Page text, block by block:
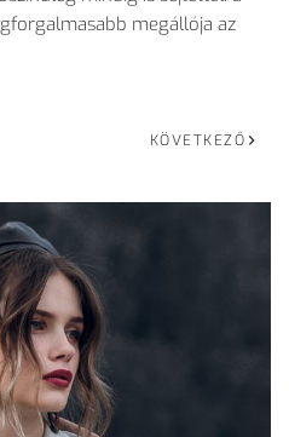
megállója az
KÖVETKEZŐ